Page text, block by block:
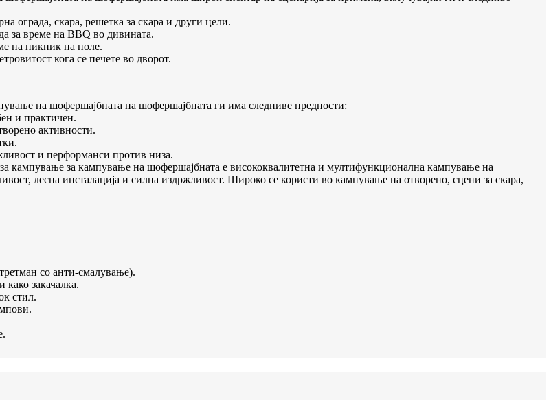
ограда, скара, решетка за скара и други цели.
за време на BBQ во дивината.
на пикник на поле.
кога се печете во дворот.
на шофершајбната на шофершајбната ги има следниве предности:
и практичен.
активности.
и перформанси против низа.
кампување за кампување на шофершајбната е висококвалитетна и мултифункционална кампување на
лесна инсталација и силна издржливост. Широко се користи во кампување на отворено, сцени за скара,
со анти-смалување).
како закачалка.
стил.